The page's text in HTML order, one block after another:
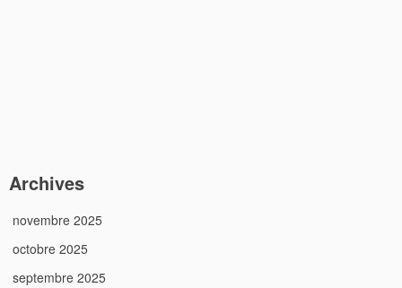
Archives
novembre 2025
octobre 2025
septembre 2025